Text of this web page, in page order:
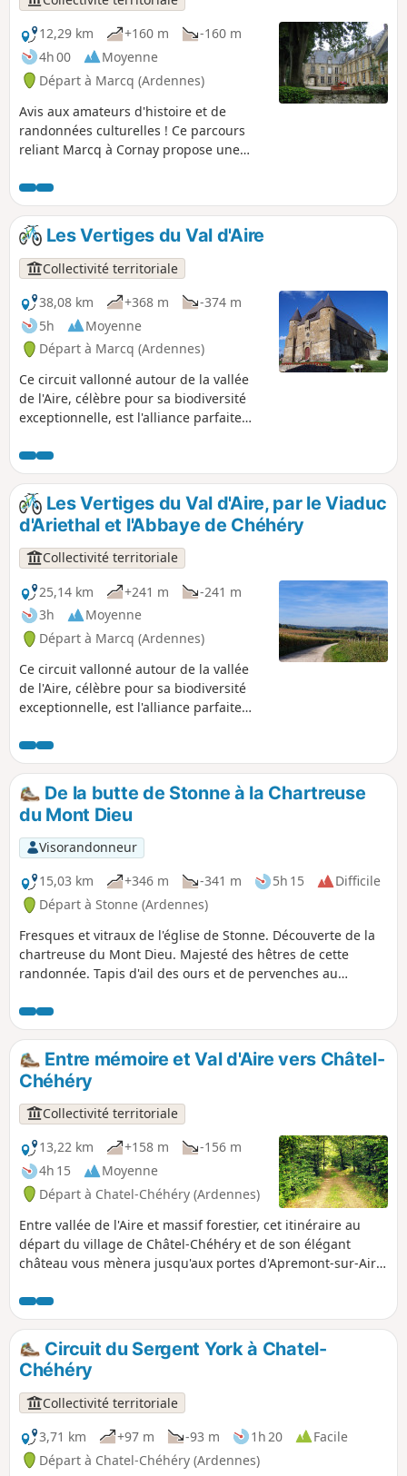
12,29 km
+160 m
-160 m
4h 00
Moyenne
Départ à Marcq (Ardennes)
Avis aux amateurs d'histoire et de
randonnées culturelles ! Ce parcours
reliant Marcq à Cornay propose une
architectural de la région. Tout en
profitant de la sérénité des sous-bois,
les marcheurs auront le privilège
d'admirer trois châteaux remarquables,
le point de vue de la Croix du Bayle,
ainsi que l'élégance de ces deux villages
argonnais.
Les Vertiges du Val d'Aire
Collectivité territoriale
38,08 km
+368 m
-374 m
5h
Moyenne
Départ à Marcq (Ardennes)
Ce circuit vallonné autour de la vallée
de l'Aire, célèbre pour sa biodiversité
exceptionnelle, est l'alliance parfaite
votre VTT pour affronter les Vertiges du
Val d’Aire. Ce circuit musclé vous fera
vibrer au rythme de ses passages en
forêt et de ses panoramas sur la
campagne bucolique argonnaise, tout
en jalonnant votre route du charme
authentique de nos villages ruraux et
de haltes prestigieuses comme l'église
fortifiée de Saint-Juvin ou l'Abbaye de
Chéhéry.
Les Vertiges du Val d'Aire, par le Viaduc
d'Ariethal et l'Abbaye de Chéhéry
Collectivité territoriale
25,14 km
+241 m
-241 m
3h
Moyenne
Départ à Marcq (Ardennes)
Ce circuit vallonné autour de la vallée
de l'Aire, célèbre pour sa biodiversité
exceptionnelle, est l'alliance parfaite
votre VTT pour affronter la variante des
Vertiges du Val d’Aire. Ce circuit musclé
vous fera vibrer au rythme de ses
passages en forêt et de ses panoramas
sur la campagne bucolique argonnaise,
tout en jalonnant votre route du charme
authentique de nos villages ruraux et
de haltes prestigieuses comme le
Viaduc d'Ariethal ou l'Abbaye de
Chéhéry.
De la butte de Stonne à la Chartreuse
du Mont Dieu
Visorandonneur
15,03 km
+346 m -341 m 5h 15
Difficile
Départ à Stonne (Ardennes)
Fresques et vitraux de l'église de Stonne. Découverte de la
chartreuse du Mont Dieu. Majesté des hêtres de cette
randonnée. Tapis d'ail des ours et de pervenches au
de la butte de Stonne. Cette randonnée très variée
s'adresse à des randonneurs expérimentés. Il faut suivre
plusieurs fois des petites sentes peu marquées au sol,
d'autre part le terrain peut être glissant en temps de pluie,
à certains endroits.
Entre mémoire et Val d'Aire vers Châtel-
Chéhéry
Collectivité territoriale
13,22 km
+158 m
-156 m
4h 15
Moyenne
Départ à Chatel-Chéhéry (Ardennes)
Entre vallée de l'Aire et massif forestier, cet itinéraire au
départ du village de Châtel-Chéhéry et de son élégant
château vous mènera jusqu'aux portes d'Apremont-sur-Aire
militaire allemand classé à l'Unesco.
Circuit du Sergent York à Chatel-
Chéhéry
Collectivité territoriale
3,71 km
+97 m -93 m 1h 20
Facile
Départ à Chatel-Chéhéry (Ardennes)